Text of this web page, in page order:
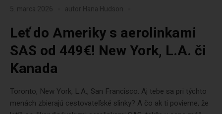
5. marca 2026 autor Hana Hudson
Leť do Ameriky s aerolinkami
SAS od 449€! New York, L.A. či
Kanada
Toronto, New York, L.A., San Francisco. Aj tebe sa pri týchto
menách zbierajú cestovateľské slinky? A čo ak ti povieme, že